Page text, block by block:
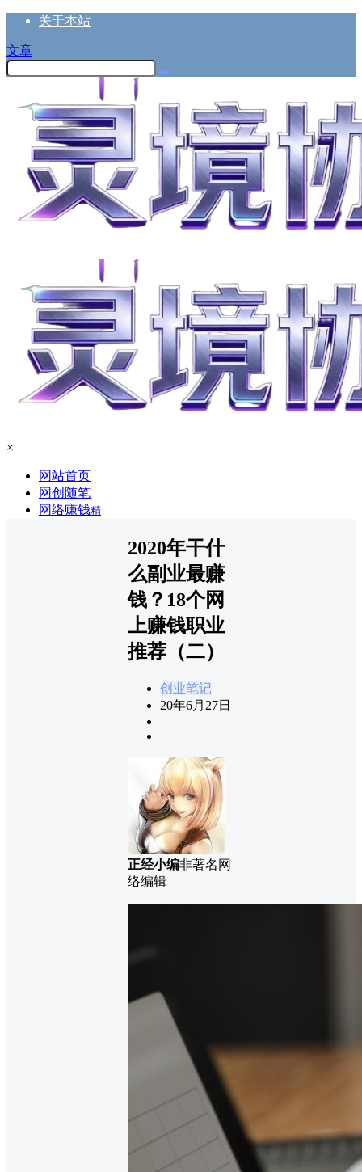
关于本站
文章
×
网站首页
网创随笔
网络赚钱精
2020年干什
么副业最赚
钱？18个网
上赚钱职业
推荐（二）
创业笔记
20年6月27日
正经小编非著名网
络编辑